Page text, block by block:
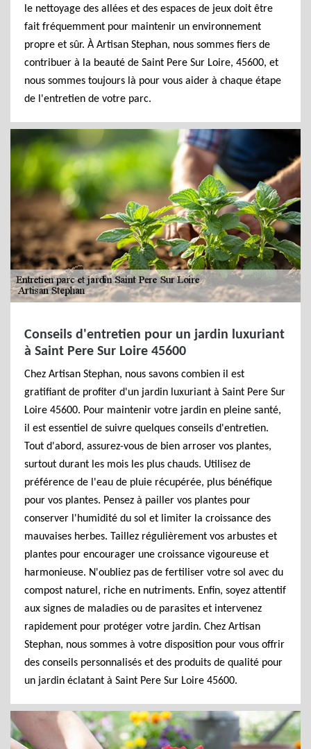
le nettoyage des allées et des espaces de jeux doit être
fait fréquemment pour maintenir un environnement
propre et sûr. À Artisan Stephan, nous sommes fiers de
contribuer à la beauté de Saint Pere Sur Loire, 45600, et
nous sommes toujours là pour vous aider à chaque étape
de l'entretien de votre parc.
Conseils d'entretien pour un jardin luxuriant
à Saint Pere Sur Loire 45600
Chez Artisan Stephan, nous savons combien il est
gratifiant de profiter d'un jardin luxuriant à Saint Pere Sur
Loire 45600. Pour maintenir votre jardin en pleine santé,
il est essentiel de suivre quelques conseils d'entretien.
Tout d'abord, assurez-vous de bien arroser vos plantes,
surtout durant les mois les plus chauds. Utilisez de
préférence de l'eau de pluie récupérée, plus bénéfique
pour vos plantes. Pensez à pailler vos plantes pour
conserver l'humidité du sol et limiter la croissance des
mauvaises herbes. Taillez régulièrement vos arbustes et
plantes pour encourager une croissance vigoureuse et
harmonieuse. N'oubliez pas de fertiliser votre sol avec du
compost naturel, riche en nutriments. Enfin, soyez attentif
aux signes de maladies ou de parasites et intervenez
rapidement pour protéger votre jardin. Chez Artisan
Stephan, nous sommes à votre disposition pour vous offrir
des conseils personnalisés et des produits de qualité pour
un jardin éclatant à Saint Pere Sur Loire 45600.